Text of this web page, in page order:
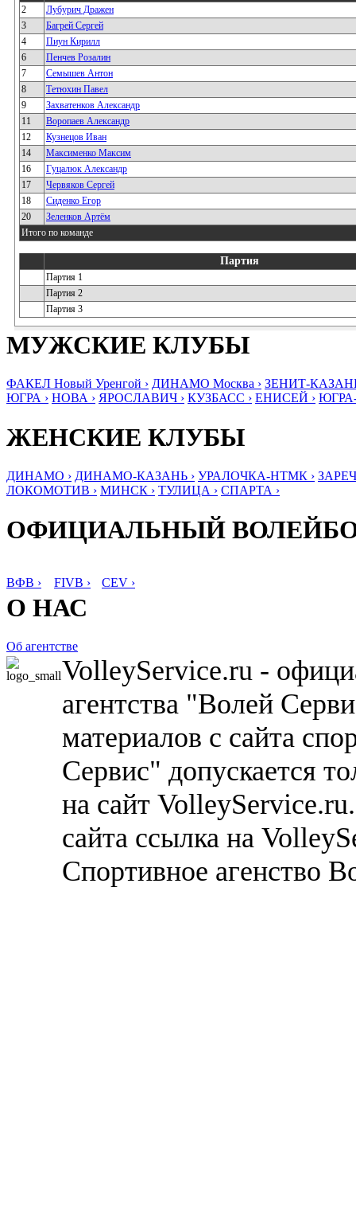
2
Лубурич Дражен
3
Багрей Сергей
4
Пиун Кирилл
6
Пенчев Розалин
7
Семышев Антон
8
Тетюхин Павел
9
Захватенков Александр
11
Воропаев Александр
12
Кузнецов Иван
14
Максименко Максим
16
Гуцалюк Александр
17
Червяков Сергей
18
Сиденко Егор
20
Зеленков Артём
Итого по команде
Партия
Партия 1
Партия 2
Партия 3
МУЖСКИЕ КЛУБЫ
ФАКЕЛ Новый Уренгой › ДИНАМО Москва › ЗЕНИТ-
ЮГРА › НОВА › ЯРОСЛАВИЧ › КУЗБАСС › ЕНИСЕЙ ›
ЖЕНСКИЕ КЛУБЫ
ДИНАМО › ДИНАМО-КАЗАНЬ › УРАЛОЧКА-НТМК ›
ЛОКОМОТИВ › МИНСК › ТУЛИЦА › СПАРТА ›
ОФИЦИАЛЬНЫЙ
ВФВ › FIVB › CEV ›
О НАС
Об агентстве
VolleyService.ru -
агентства "Волей
материалов с сайта
Сервис" допускается
на сайт
сайта ссылка на
Спортивное агенство